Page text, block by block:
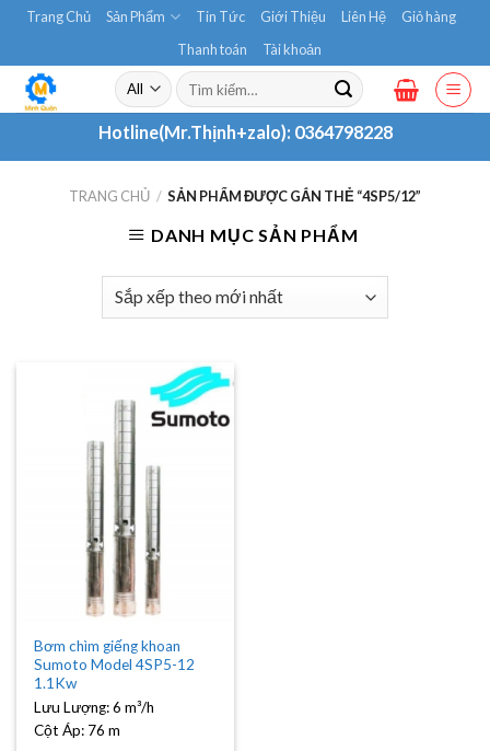
Skip
content
Trang Chủ Sản Phẩm Tin Tức Giới Thiệu Liên Hệ
Giỏ hàng
Thanh toán
Tài khoản
Tìm
kiếm:
Hotline(Mr.Thịnh+zalo): 0364798228
TRANG CHỦ / SẢN PHẨM ĐƯỢC GẮN THẺ “4SP5/12”
DANH MỤC SẢN PHẨM
Bơm chìm giếng khoan
Sumoto Model 4SP5-12
1.1Kw
Lưu Lượng:6 m³/h
Cột Áp: 76 m